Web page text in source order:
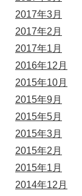
2017年3月
2017年2月
2017年1月
2016年12月
2015年10月
2015年9月
2015年5月
2015年3月
2015年2月
2015年1月
2014年12月